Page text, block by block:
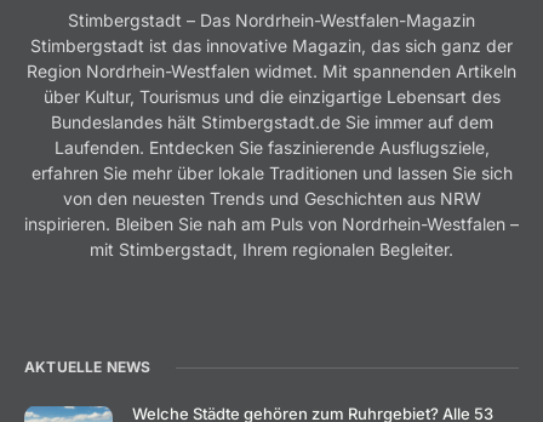
Stimbergstadt – Das Nordrhein-Westfalen-Magazin
Stimbergstadt ist das innovative Magazin, das sich ganz der
Region Nordrhein-Westfalen widmet. Mit spannenden Artikeln
über Kultur, Tourismus und die einzigartige Lebensart des
Bundeslandes hält Stimbergstadt.de Sie immer auf dem
Laufenden. Entdecken Sie faszinierende Ausflugsziele,
erfahren Sie mehr über lokale Traditionen und lassen Sie sich
von den neuesten Trends und Geschichten aus NRW
inspirieren. Bleiben Sie nah am Puls von Nordrhein-Westfalen –
mit Stimbergstadt, Ihrem regionalen Begleiter.
AKTUELLE NEWS
Welche Städte gehören zum Ruhrgebiet? Alle 53